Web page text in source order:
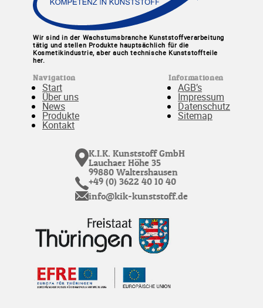
Wir sind in der Wachstumsbranche Kunststoffverarbeitung
tätig und stellen Produkte hauptsächlich für die
Kosmetikindustrie, aber auch technische Kunststoffteile
her.
Navigation
Start
Über uns
News
Produkte
Kontakt
Informationen
AGB’s
Impressum
Datenschutz
Sitemap
K.I.K. Kunststoff GmbH
Lauchaer Höhe 35
99880 Waltershausen
+49 (0) 3622 40 10 40
info@kik-kunststoff.de